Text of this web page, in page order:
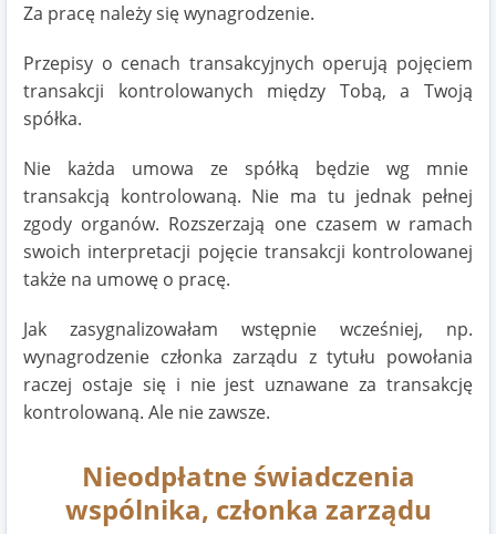
Za pracę należy się wynagrodzenie.
Przepisy o cenach transakcyjnych operują pojęciem
transakcji kontrolowanych między Tobą, a Twoją
spółka.
Nie każda umowa ze spółką będzie wg mnie
transakcją kontrolowaną. Nie ma tu jednak pełnej
zgody organów. Rozszerzają one czasem w ramach
swoich interpretacji pojęcie transakcji kontrolowanej
także na umowę o pracę.
Jak zasygnalizowałam wstępnie wcześniej, np.
wynagrodzenie członka zarządu z tytułu powołania
raczej ostaje się i nie jest uznawane za transakcję
kontrolowaną. Ale nie zawsze.
Nieodpłatne świadczenia
wspólnika, członka zarządu